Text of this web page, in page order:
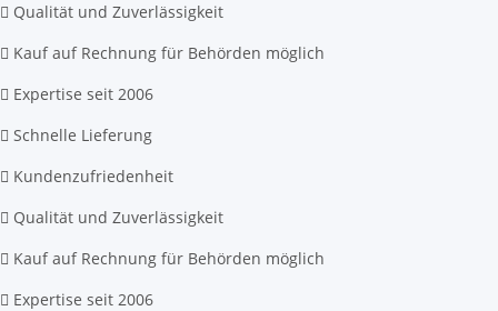
Qualität und Zuverlässigkeit
Kauf auf Rechnung für Behörden möglich
Expertise seit 2006
Schnelle Lieferung
Kundenzufriedenheit
Qualität und Zuverlässigkeit
Kauf auf Rechnung für Behörden möglich
Expertise seit 2006